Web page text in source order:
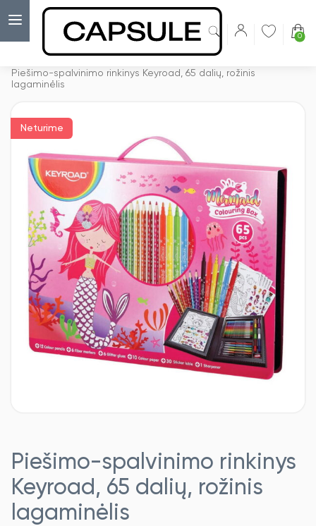
0
Piešimo-spalvinimo rinkinys Keyroad, 65 dalių, rožinis
lagaminėlis
Neturime
Piešimo-spalvinimo rinkinys
Keyroad, 65 dalių, rožinis
lagaminėlis